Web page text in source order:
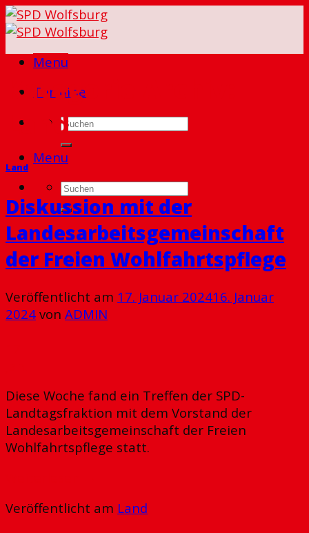
Skip
to
Menu
Termine
Menu
Kategorie Archiv:
Land
Land
Diskussion mit der
Landesarbeitsgemeinschaft
der Freien Wohlfahrtspflege
Veröffentlicht am 17. Januar 202416. Januar
2024 von ADMIN
Diese Woche fand ein Treffen der SPD-
Landtagsfraktion mit dem Vorstand der
Landesarbeitsgemeinschaft der Freien
Wohlfahrtspflege statt.
Veröffentlicht am Land